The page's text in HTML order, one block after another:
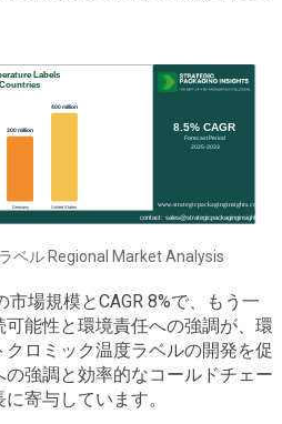
ベル Regional Market Analysis
場規模とCAGR 8%で、もう一
能性と環境責任への強調が、環
ロミック温度ラベルの開発を促
強調と効率的なコールドチェー
寄与しています。